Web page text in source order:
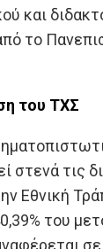
και
το
του ΤΧΣ
στενά τις
Εθνική
του